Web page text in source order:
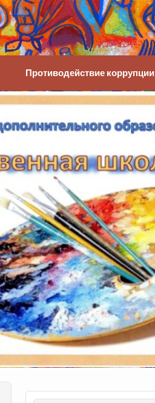
Противодействие коррупции